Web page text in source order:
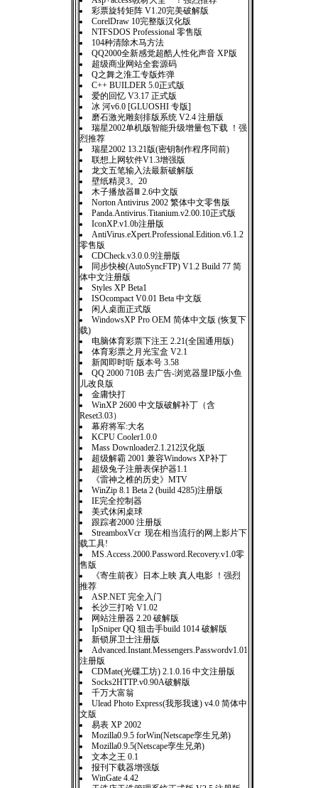
彩票旋转矩阵 V1.20完美破解版
CorelDraw 10完整版汉化版
NTFSDOS Professional 零售版
104种清除木马方法
QQ2000全新感觉超酷人性化声音 XP版
超级商业网站全套源码
Q之舞之淮工专版炸弹
C++ BUILDER 5.0正式版
爱的回忆 V3.17 正式版
冰 河v6.0 [GLUOSHI 专版]
磨石激光雕刻排版系统 V2.4 注册版
瑞星2002单机版智能升级增量包下载 ！强
烈推荐
瑞星2002 13.21版(密钥制作程序同前)
联想上网软件V1.3增强版
龙文五笔输入法最新破解版
壁纸精灵3。20
木子播放器Ⅲ 2.6中文版
Norton Antivirus 2002 繁体中文零售版
Panda.Antivirus.Titanium.v2.00.10正式版
IconXP.v1.0b注册版
AntiVirus.eXpert.Professional.Edition.v6.1.2
零售版
CDCheck.v3.0.0.9注册版
同步快梭(AutoSyncFTP) V1.2 Build 77 简
体中文注册版
Styles XP Beta1
ISOcompact V0.01 Beta 中文版
闲人桌面正式版
WindowsXP Pro OEM 简体中文版 (恢复下
载)
电脑体育彩票下注王 2.21(全国通用版)
体育彩票之月光宝盒 V2.1
新闻即时听 版本号 3.58
QQ 2000 710B 去广告-浏览器显IP版小鱼
儿改良版
金庸快打
WinXP 2600 中文版破解补丁（含
Reset3.03）
幕府将军:大名
KCPU Cooler1.0.0
Mass Downloader2.1.212汉化版
超级解霸 2001 兼容Windows XP补丁
超级兔子注册表保护器1.1
《雷神之椎的历史》MTV
WinZip 8.1 Beta 2 (build 4285)注册版
IE完全控制器
美式休闲桌球
跟踪者2000 注册版
StreamboxVcr 现在相当流行的网上影片下
载工具!
MS.Access.2000.Password.Recovery.v1.0零
售版
《寄生前夜》日本上映 真人电影 ！强烈
推荐
ASP.NET 完全入门
长沙三打哈 V1.02
网站注册器 2.20 破解版
IpSniper QQ 狙击手build 1014 破解版
新锁屏卫士注册版
Advanced.Instant.Messengers.Passwordv1.01
注册版
CDMate(光碟工坊) 2.1.0.16 中文注册版
Socks2HTTP.v0.90A破解版
千万大富翁
Ulead Photo Express(我形我速) v4.0 简体中
文版
易表 XP 2002
Mozilla0.9.5 forWin(Netscape孪生兄弟)
Mozilla0.9.5(Netscape孪生兄弟)
文本之王 0.1
报刊下载器增强版
WinGate 4.42